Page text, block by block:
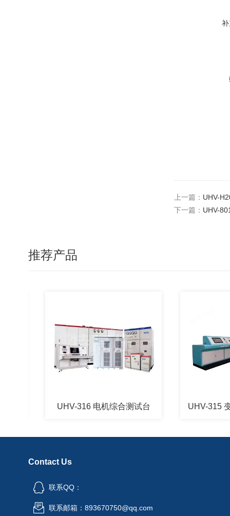
上一篇： UHV-
下一篇： UHV-
推荐产品
UHV-316 电机综合测试台 UHV-315 变压
Contact Us
联系QQ：
联系邮箱：893670750@qq.com